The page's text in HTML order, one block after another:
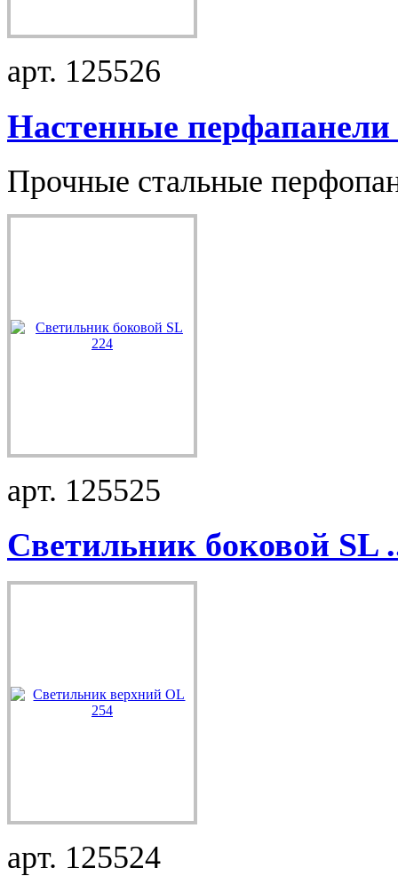
арт. 125526
Настенные перфапанели
Прочные стальные
арт. 125525
Светильник боковой SL
арт. 125524